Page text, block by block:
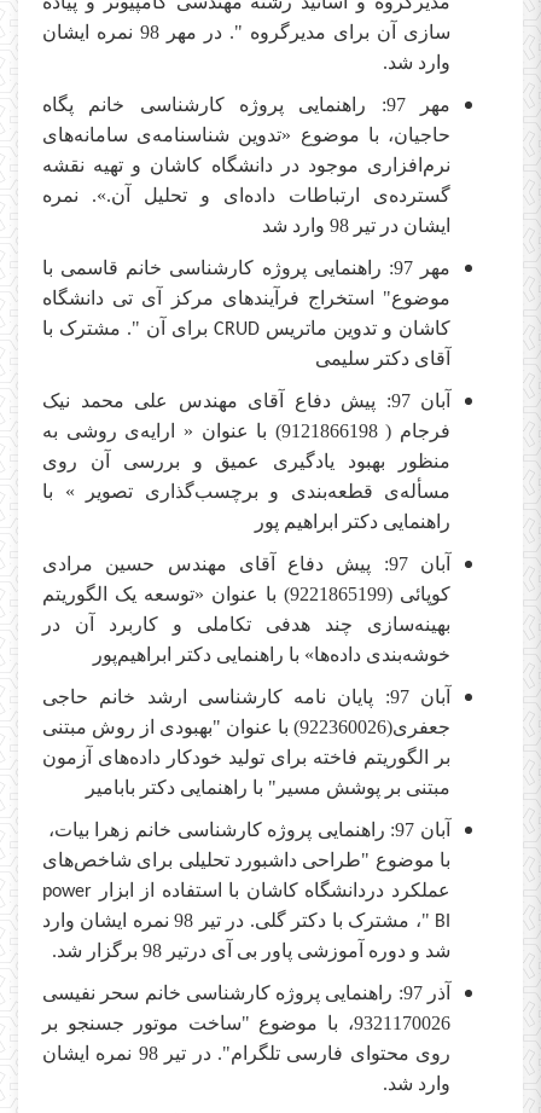
سازی آن برای مدیرگروه ". در مهر 98 نمره ایشان
وارد شد.
مهر 97: راهنمایی پروژه کارشناسی خانم پگاه
حاجیان، با موضوع «تدوین شناسنامه‌‌ی سامانه‌های
نرم‌افزاری موجود در دانشگاه کاشان و تهیه نقشه
گسترده‌ی ارتباطات داده‌ای و تحلیل آن.». نمره
ایشان در تیر 98 وارد شد
مهر 97: راهنمایی پروژه کارشناسی خانم قاسمی با
موضوع" استخراج فرآیندهای مرکز آی تی دانشگاه
کاشان و تدوین ماتریس CRUD برای آن ". مشترک با
آقای دکتر سلیمی
آبان 97: پیش دفاع آقای مهندس علی محمد نیک
فرجام ( 9121866198) با عنوان « ارایه‌ی روشی به
منظور بهبود یادگیری عمیق و بررسی آن روی
مسأله‌ی قطعه‌بندی و برچسب‌گذاری تصویر » با
راهنمایی دکتر ابراهیم پور
آبان 97: پیش دفاع آقای مهندس حسین مرادی
کوپائی (9221865199) با عنوان «توسعه یک الگوریتم
بهینه‌سازی چند هدفی تکاملی و کاربرد آن در
خوشه‌بندی داده‌ها» با راهنمایی دکتر ابراهیم‌پور
آبان 97: پایان نامه کارشناسی ارشد خانم حاجی
جعفری(922360026) با عنوان "بهبودی از روش مبتنی
بر الگوریتم فاخته برای تولید خودکار داده‌های آزمون
مبتنی بر پوشش مسیر" با راهنمایی دکتر بابامیر
آبان 97: راهنمایی پروژه کارشناسی خانم زهرا بیات،
با موضوع "طراحی داشبورد تحلیلی برای شاخص‌های
عملکرد دردانشگاه کاشان با استفاده از ابزار power
BI
"، مشترک با دکتر گلی. در تیر 98 نمره ایشان وارد
شد و دوره آموزشی پاور بی آی درتیر 98 برگزار شد.
آذر 97: راهنمایی پروژه کارشناسی خانم سحر نفیسی
9321170026، با موضوع "ساخت موتور جسنجو بر
روی محتوای فارسی تلگرام". در تیر 98 نمره ایشان
وارد شد.